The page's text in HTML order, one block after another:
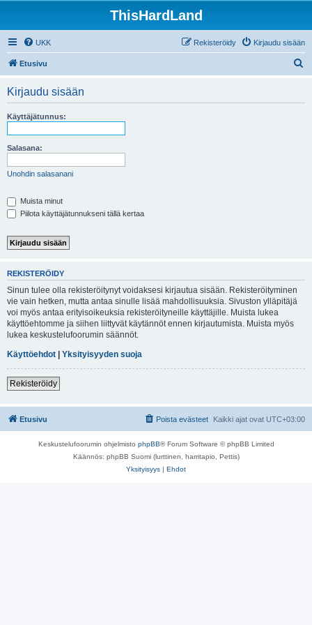
ThisHardLand
UKK Kirjaudu sisään
Rekisteröidy
Etusivu
Kirjaudu sisään
Käyttäjätunnus:
Salasana:
Unohdin salasanani
Muista minut
Piilota käyttäjätunnukseni tällä kertaa
REKISTERÖIDY
Sinun tulee olla rekisteröitynyt voidaksesi kirjautua sisään. Rekisteröityminen
vie vain hetken, mutta antaa sinulle lisää mahdollisuuksia. Sivuston ylläpitäjä
voi myös antaa erityisoikeuksia rekisteröityneille käyttäjille. Muista lukea
käyttöehtomme ja siihen liittyvät käytännöt ennen kirjautumista. Muista myös
lukea keskustelufoorumin säännöt.
Käyttöehdot | Yksityisyyden suoja
Rekisteröidy
Etusivu Kaikki ajat ovat UTC+03:00
Poista evästeet
Keskustelufoorumin ohjelmisto phpBB® Forum Software © phpBB Limited
Käännös: phpBB Suomi (lurttinen, harritapio, Pettis)
Yksityisyys | Ehdot